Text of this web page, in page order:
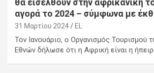
θα εισέλθουν στην αφρικανική
αγορά το 2024 – σύμφωνα με
31 Μαρτίου 2024 EL
Τον Ιανουάριο, ο Οργανισμός Τουρισμού
Εθνών δήλωσε ότι η Αφρική είναι η